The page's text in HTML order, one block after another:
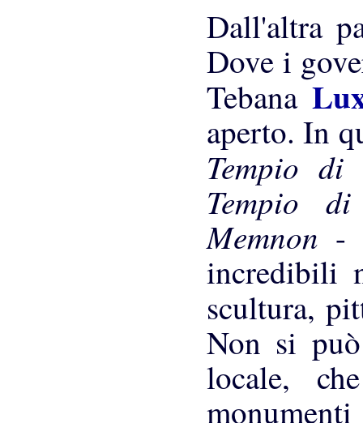
Dall'altra
Dove i
Tebana
aperto. In
Tempio
Tempio
Memnon -
incredibili
scultura,
Non si
locale,